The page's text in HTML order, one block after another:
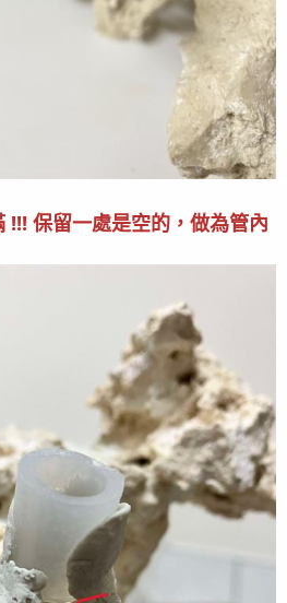
護不易
免越來越多想法
想要缸內更多更亂的水流循環、想要
設備維護簡單等幾個面向來建置運
還不清楚，還需要努力爬文看看哪
論一些設計上的小細節或小巧思
來準備訂製缸櫃了!!
供寶貴且巨量的設缸經驗!!
煩!!
最後編輯：
and 13 others
!!! 保留一處是空的，做為管內